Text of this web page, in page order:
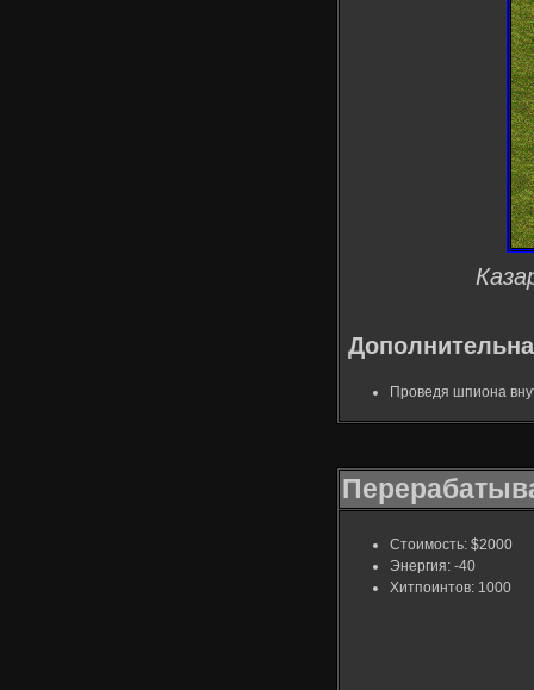
Проведя шпиона
Стоимость: $2000
Энергия: -40
Хитпоинтов: 1000